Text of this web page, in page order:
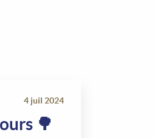
4 juil 2024
🌳